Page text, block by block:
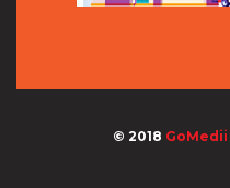
© 2018 GoMedii